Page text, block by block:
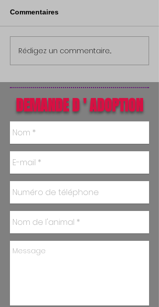
Commentaires
Rédigez un commentaire...
DEMANDE D ' ADOPTION